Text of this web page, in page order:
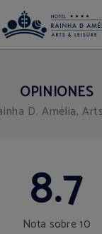
OPINIONES
D. Amélia,
8.7
Nota sobre 10